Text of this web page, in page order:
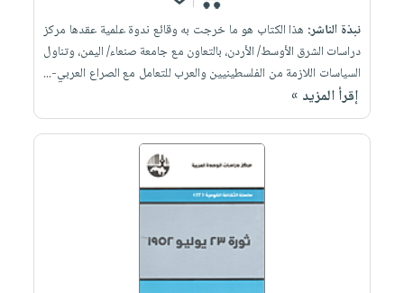
نبذة الناشر: هذا الكتاب هو ما خرجت به وقائع ندوة علمية عقدها مركز
دراسات الشرق الأوسط/ الأردن، بالتعاون مع جامعة صنعاء/ اليمن، وتناول
السياسات اللازمة من الفلسطينيين والعرب للتعامل مع الصراع العربي-...
إقرأ المزيد »